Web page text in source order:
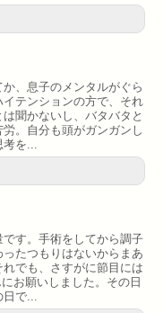
、息子のメンタルがぐら
テンションの方で、それ
聞かないし、バタバタと
。自分も頭がガンガンし
考を...
す。手術をしてから調子
たつもりはないからまあ
でも、さすがに節目には
お願いしました。その日
日で...